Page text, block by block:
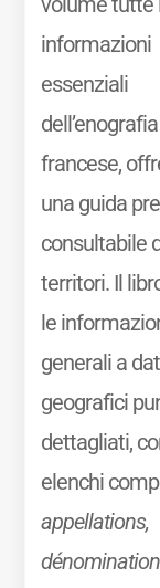
informazioni
essenziali
dell’enografia
francese,
una guida
consultabile
territori. Il
le
generali a
geografici
dettagliati,
elenchi
appellations,